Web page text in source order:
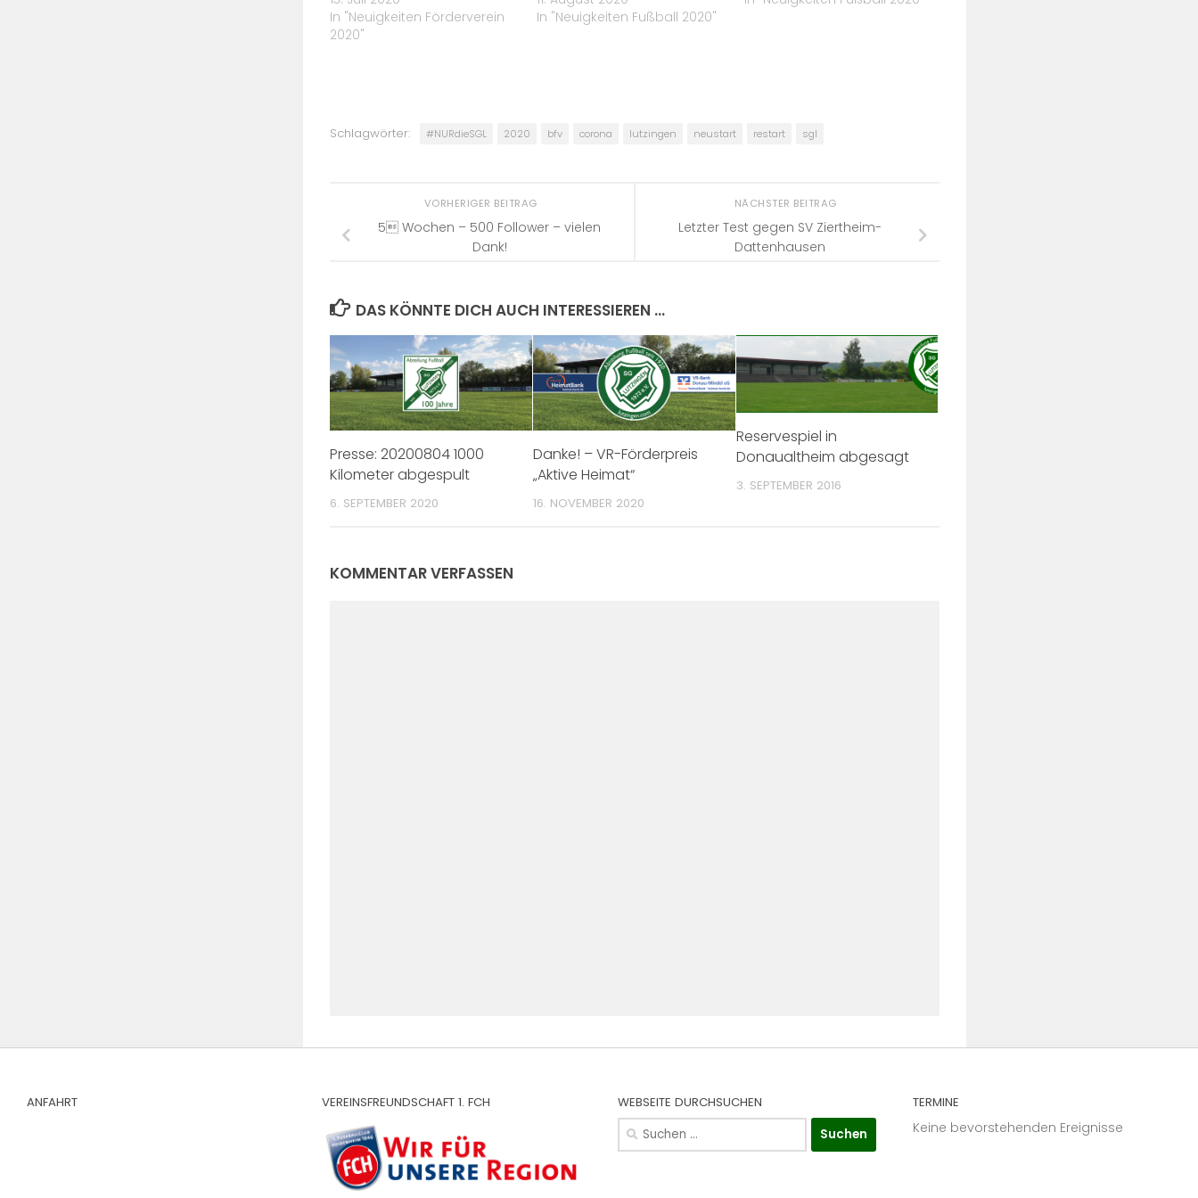
In "Neuigkeiten Förderverein
2020"
In "Neuigkeiten Fußball 2020"
Schlagwörter: #NURdieSGL 2020 bfv corona lutzingen neustart restart sgl
NÄCHSTER BEITRAG
Letzter Test gegen SV Ziertheim-
Dattenhausen
VORHERIGER BEITRAG
5 Wochen – 500 Follower – vielen
Dank!
DAS KÖNNTE DICH AUCH INTERESSIEREN …
Presse: 20200804 1000
Kilometer abgespult
6. SEPTEMBER 2020
Danke! – VR-Förderpreis
„Aktive Heimat“
16. NOVEMBER 2020
Reservespiel in
Donaualtheim abgesagt
3. SEPTEMBER 2016
KOMMENTAR VERFASSEN
ANFAHRT VEREINSFREUNDSCHAFT 1. FCH WEBSEITE DURCHSUCHEN
Suchen
nach:
TERMINE
Keine bevorstehenden Ereignisse